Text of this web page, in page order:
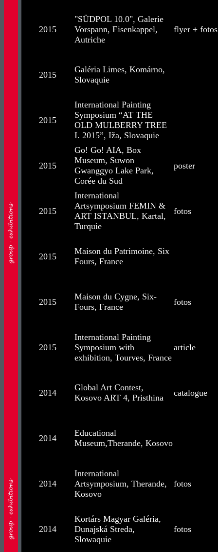
2015
"SÜDPOL 10.0", Galerie
Vorspann, Eisenkappel,
Autriche
flyer + fotos
2015
Galéria Limes, Komárno,
Slovaquie
2015
International Painting
Symposium “AT THE
OLD MULBERRY TREE
I. 2015”, Iža, Slovaquie
2015
Go! Go! AIA, Box
Museum, Suwon
Gwanggyo Lake Park,
Corée du Sud
poster
2015
International
Artsymposium FEMIN &
ART ISTANBUL, Kartal,
Turquie
fotos
2015
Maison du Patrimoine, Six
Fours, France
2015
Maison du Cygne, Six-
Fours, France
fotos
2015
International Painting
Symposium with
exhibition, Tourves, France
article
2014
Global Art Contest,
Kosovo ART 4, Pristhina
catalogue
2014
Educational
Museum,Therande, Kosovo
2014
International
Artsymposium, Therande,
Kosovo
fotos
2014
Kortárs Magyar Galéria,
Dunajská Streda,
Slowaquie
fotos